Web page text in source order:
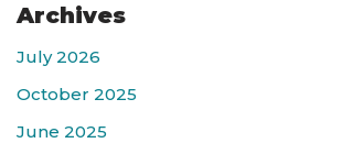
Archives
July 2026
October 2025
June 2025